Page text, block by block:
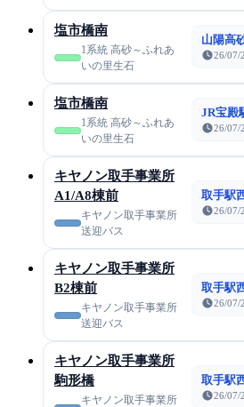
塩市橋南
1系統 高砂～ふれあ
いの里生石
山陽高
26/07/
塩市橋南
1系統 高砂～ふれあ
いの里生石
JR宝殿
26/07/
キヤノン取手事業所
A1/A8棟前
キヤノン取手事業所
送迎バス
取手駅
26/07/
キヤノン取手事業所
B2棟前
キヤノン取手事業所
送迎バス
取手駅
26/07/
キヤノン取手事業所
駒形橋
キヤノン取手事業所
取手駅
26/07/